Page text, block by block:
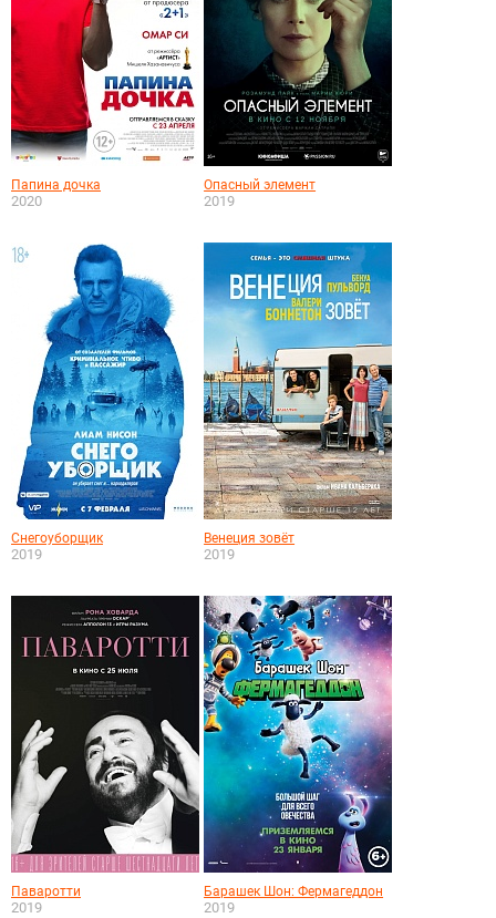
Папина дочка
2020
Опасный элемент
2019
Снегоуборщик
2019
Венеция зовёт
2019
Паваротти
2019
Барашек Шон: Фермагеддон
2019